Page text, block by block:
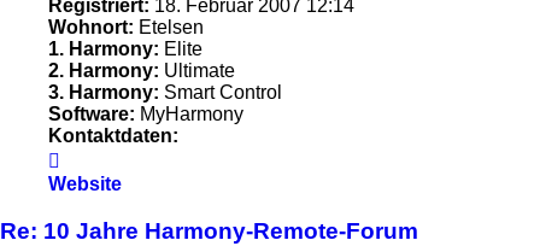
Registriert: 18. Februar 2007 12:14
Wohnort: Etelsen
1. Harmony: Elite
2. Harmony: Ultimate
3. Harmony: Smart Control
Software: MyHarmony
Kontaktdaten:
von
CeDe
Website
Re: 10 Jahre Harmony-Remote-Forum